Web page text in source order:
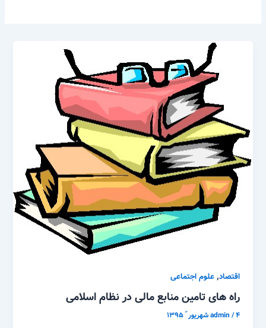
اقتصاد,علوم اجتماعی
راه های تامین منابع مالی در نظام اسلامی
admin/۴ شهریور ّ ۱۳۹۵